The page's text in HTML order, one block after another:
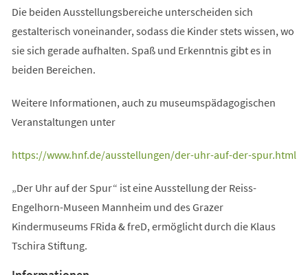
Die beiden Ausstellungsbereiche unterscheiden sich
gestalterisch voneinander, sodass die Kinder stets wissen, wo
sie sich gerade aufhalten. Spaß und Erkenntnis gibt es in
beiden Bereichen.
Weitere Informationen, auch zu museumspädagogischen
Veranstaltungen unter
https://www.hnf.de/ausstellungen/der-uhr-auf-der-spur.html
(Öffnet
einem
neuen
Tab)
„Der Uhr auf der Spur“ ist eine Ausstellung der Reiss-
Engelhorn-Museen Mannheim und des Grazer
Kindermuseums FRida & freD, ermöglicht durch die Klaus
Tschira Stiftung.